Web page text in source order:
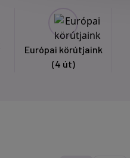
Európai körútjaink
(4 út)